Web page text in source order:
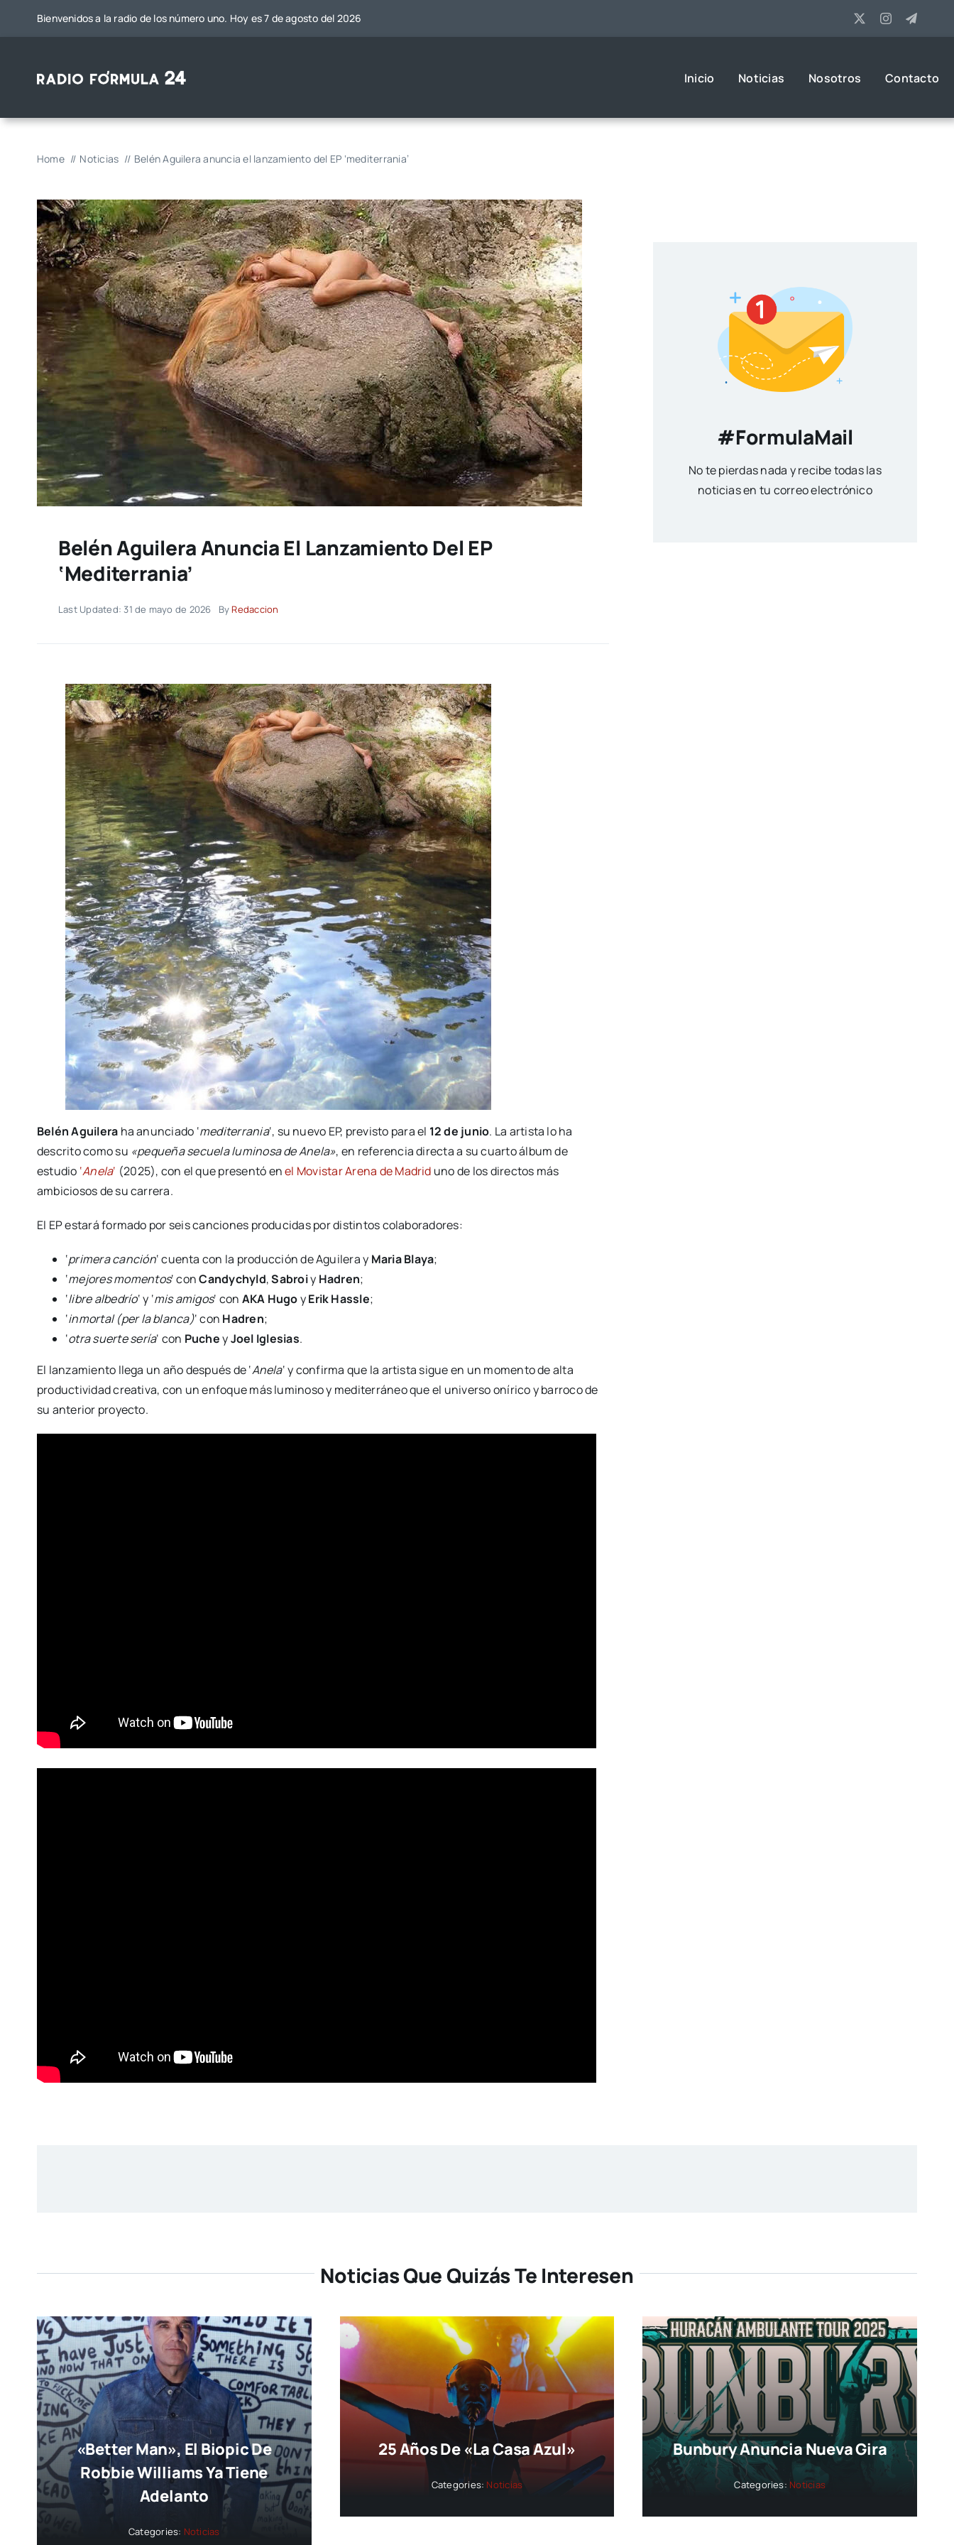
Bienvenidos a la radio de los número uno. Hoy es 7 de agosto del 2026
Inicio Noticias Nosotros Contacto
Home Noticias Belén Aguilera anuncia el lanzamiento del EP ‘mediterrania’
Belén Aguilera Anuncia El Lanzamiento Del EP
‘mediterrania’
Last Updated: 31 de mayo de 2026 By Redaccion
Belén Aguilera ha anunciado ‘mediterrania‘, su nuevo EP, previsto para el 12 de junio. La artista lo ha
descrito como su «pequeña secuela luminosa de Anela», en referencia directa a su cuarto álbum de
estudio ‘Anela‘ (2025), con el que presentó enel Movistar Arena de Madrid uno de los directos más
ambiciosos de su carrera.
El EP estará formado por seis canciones producidas por distintos colaboradores:
‘primera canción‘ cuenta con la producción de Aguilera y Maria Blaya;
‘mejores momentos‘ conCandychyld,Sabroiy Hadren;
‘libre albedrío‘ y ‘mis amigos‘ con AKA HugoyErik Hassle;
‘inmortal (per la blanca)‘ con Hadren;
‘otra suerte sería‘ con PucheyJoel Iglesias.
El lanzamiento llega un año después de ‘Anela‘ y confirma que la artista sigue en un momento de alta
productividad creativa, con un enfoque más luminoso y mediterráneo que el universo onírico y barroco de
su anterior proyecto.
#FormulaMail
No te pierdas nada y recibe todas las
noticias en tu correo electrónico
Noticias Que Quizás Te Interesen
«Better Man», El Biopic De
Robbie Williams Ya Tiene
Adelanto
Categories: Noticias
25 Años De «La Casa Azul»
Categories: Noticias
Bunbury Anuncia Nueva Gira
Categories: Noticias